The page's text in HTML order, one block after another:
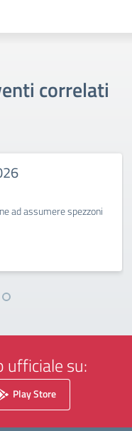
correlati
ad assumere spezzoni
ufficiale su:
Play Store